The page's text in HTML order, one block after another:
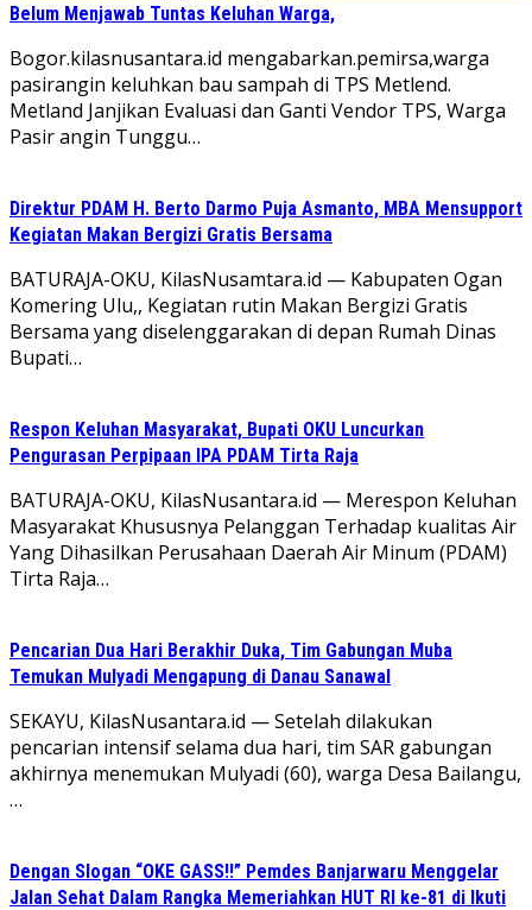
Belum Menjawab Tuntas Keluhan Warga,
Bogor.kilasnusantara.id mengabarkan.pemirsa,warga
pasirangin keluhkan bau sampah di TPS Metlend.
Metland Janjikan Evaluasi dan Ganti Vendor TPS, Warga
Pasir angin Tunggu…
Direktur PDAM H. Berto Darmo Puja Asmanto, MBA Mensupport
Kegiatan Makan Bergizi Gratis Bersama
BATURAJA-OKU, KilasNusamtara.id — Kabupaten Ogan
Komering Ulu,, Kegiatan rutin Makan Bergizi Gratis
Bersama yang diselenggarakan di depan Rumah Dinas
Bupati…
Respon Keluhan Masyarakat, Bupati OKU Luncurkan
Pengurasan Perpipaan IPA PDAM Tirta Raja
BATURAJA-OKU, KilasNusantara.id — Merespon Keluhan
Masyarakat Khususnya Pelanggan Terhadap kualitas Air
Yang Dihasilkan Perusahaan Daerah Air Minum (PDAM)
Tirta Raja…
Pencarian Dua Hari Berakhir Duka, Tim Gabungan Muba
Temukan Mulyadi Mengapung di Danau Sanawal
SEKAYU, KilasNusantara.id — Setelah dilakukan
pencarian intensif selama dua hari, tim SAR gabungan
akhirnya menemukan Mulyadi (60), warga Desa Bailangu,
…
Dengan Slogan “OKE GASS!!” Pemdes Banjarwaru Menggelar
Jalan Sehat Dalam Rangka Memeriahkan HUT RI ke-81 di Ikuti